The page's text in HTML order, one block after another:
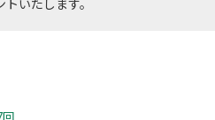
いたします。
回